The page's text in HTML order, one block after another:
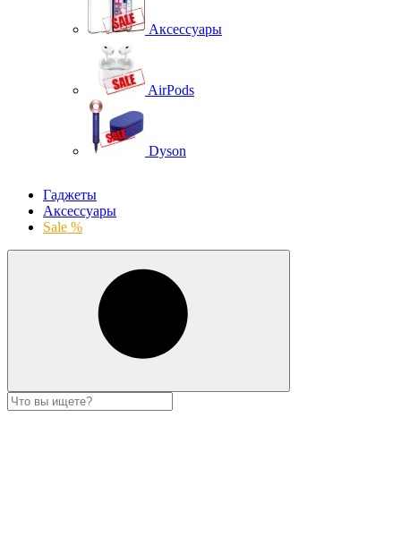
Аксессуары
AirPods
Dyson
Гаджеты
Аксессуары
Sale %